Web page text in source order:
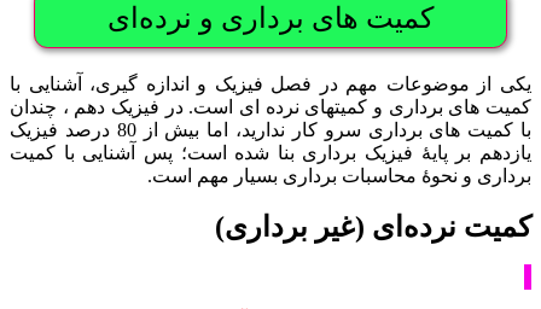
کمیت های برداری و نرده‌ای
یکی از موضوعات مهم در فصل فیزیک و اندازه گیری، آشنایی با
کمیت های برداری و کمیتهای نرده ای است. در فیزیک دهم ، چندان
با کمیت های برداری سرو کار ندارید، اما بیش از 80 درصد فیزیک
یازدهم بر پایۀ فیزیک برداری بنا شده است؛ پس آشنایی با کمیت
برداری و نحوۀ محاسبات برداری بسیار مهم است.
کمیت نرده‌ای (غیر برداری)